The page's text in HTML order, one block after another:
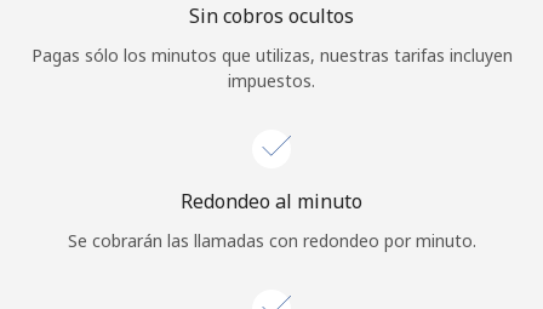
¿Olvidaste tu contraseña? →
Iniciar Sesión
Sin cobros ocultos
Pagas sólo los minutos que utilizas, nuestras tarifas incluyen
impuestos.
Redondeo al minuto
Se cobrarán las llamadas con redondeo por minuto.